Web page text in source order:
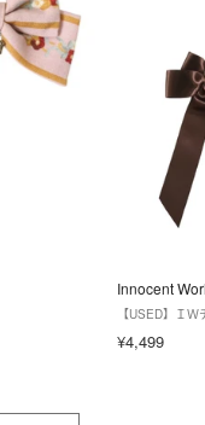
Innocent
【USED】Ｉ
¥4,499